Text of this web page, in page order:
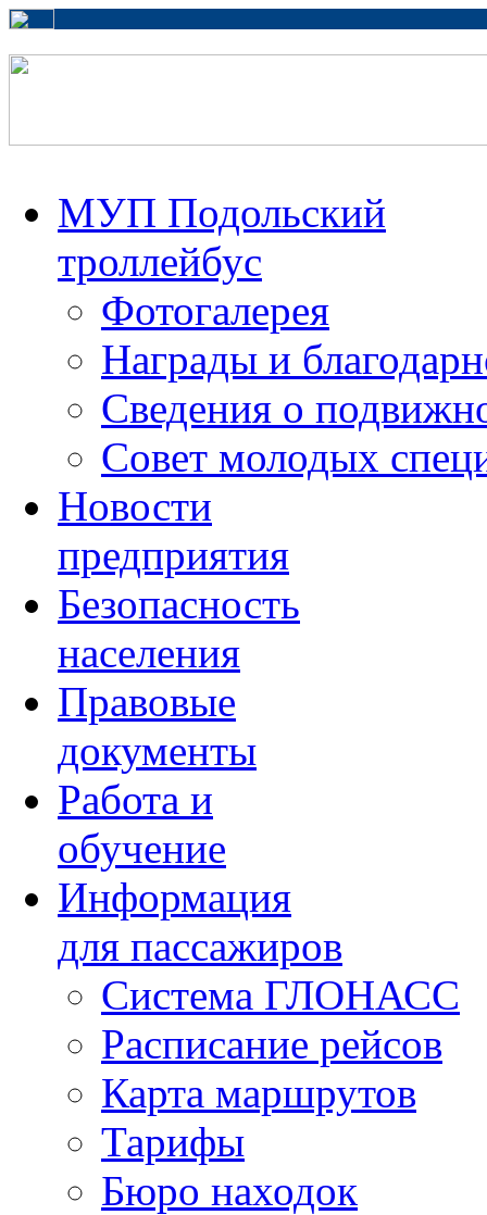
МУП Подольский
троллейбус
Фотогалерея
Награды и
Сведения о
Совет молодых
Новости
предприятия
Безопасность
населения
Правовые
документы
Работа и
обучение
Информация
для пассажиров
Система ГЛОНАСС
Расписание рейсов
Карта маршрутов
Тарифы
Бюро находок